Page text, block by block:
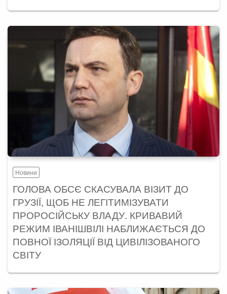
Новини
ГОЛОВА ОБСЄ СКАСУВАЛА ВІЗИТ ДО
ГРУЗІЇ, ЩОБ НЕ ЛЕГІТИМІЗУВАТИ
ПРОРОСІЙСЬКУ ВЛАДУ. КРИВАВИЙ
РЕЖИМ ІВАНІШВІЛІ НАБЛИЖАЄТЬСЯ ДО
ПОВНОЇ ІЗОЛЯЦІЇ ВІД ЦИВІЛІЗОВАНОГО
СВІТУ